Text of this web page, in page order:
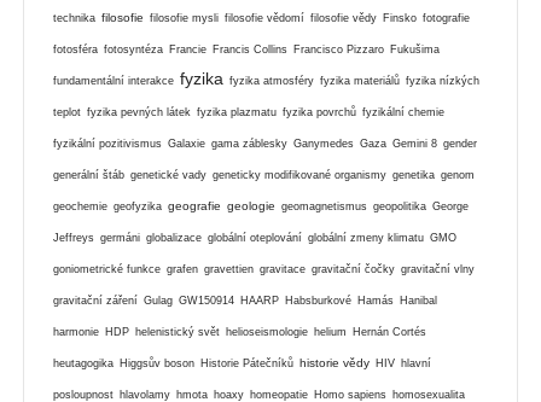
technika filosofie filosofie mysli filosofie vědomí filosofie vědy Finsko fotografie
fotosféra fotosyntéza Francie Francis Collins Francisco Pizzaro Fukušima
fundamentální interakce fyzika fyzika atmosféry fyzika materiálů fyzika nízkých
teplot fyzika pevných látek fyzika plazmatu fyzika povrchů fyzikální chemie
fyzikální pozitivismus Galaxie gama záblesky Ganymedes Gaza Gemini 8 gender
generální štáb genetické vady geneticky modifikované organismy genetika genom
geochemie geofyzika geografie geologie geomagnetismus geopolitika George
Jeffreys germáni globalizace globální oteplování globální zmeny klimatu GMO
goniometrické funkce grafen gravettien gravitace gravitační čočky gravitační vlny
gravitační záření Gulag GW150914 HAARP Habsburkové Hamás Hanibal
harmonie HDP helenistický svět helioseismologie helium Hernán Cortés
heutagogika Higgsův boson Historie Pátečníků historie vědy HIV hlavní
posloupnost hlavolamy hmota hoaxy homeopatie Homo sapiens homosexualita